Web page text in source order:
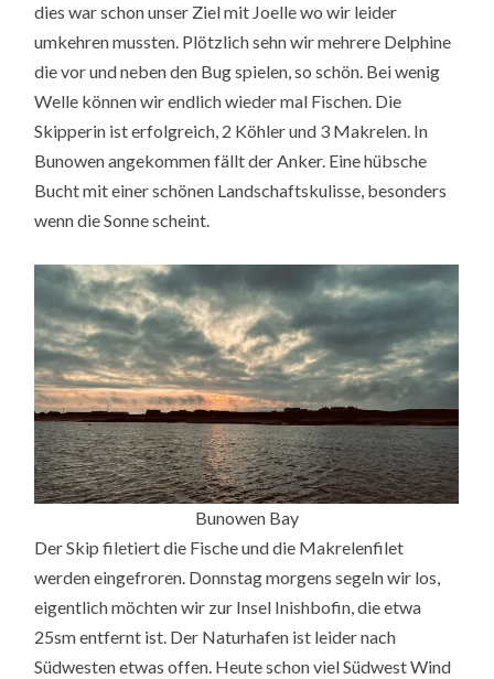
dies war schon unser Ziel mit Joelle wo wir leider
umkehren mussten. Plötzlich sehn wir mehrere Delphine
die vor und neben den Bug spielen, so schön. Bei wenig
Welle können wir endlich wieder mal Fischen. Die
Skipperin ist erfolgreich, 2 Köhler und 3 Makrelen. In
Bunowen angekommen fällt der Anker. Eine hübsche
Bucht mit einer schönen Landschaftskulisse, besonders
wenn die Sonne scheint.
Bunowen Bay
Der Skip filetiert die Fische und die Makrelenfilet
werden eingefroren. Donnstag morgens segeln wir los,
eigentlich möchten wir zur Insel Inishbofin, die etwa
25sm entfernt ist. Der Naturhafen ist leider nach
Südwesten etwas offen. Heute schon viel Südwest Wind